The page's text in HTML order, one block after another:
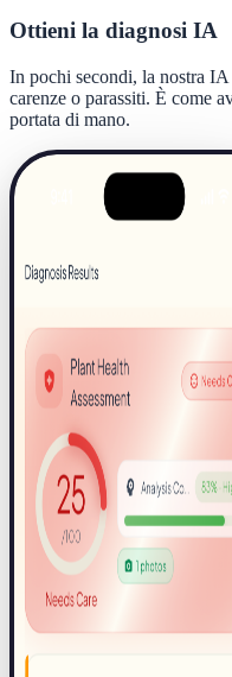
Ottieni la diagnosi IA
In pochi secondi, la nostra
carenze o parassiti. È come
portata di mano.